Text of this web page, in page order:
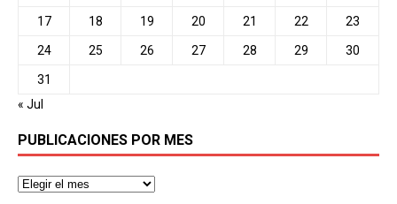
17 18 19 20 21 22 23
24 25 26 27 28 29 30
31
« Jul
PUBLICACIONES POR MES